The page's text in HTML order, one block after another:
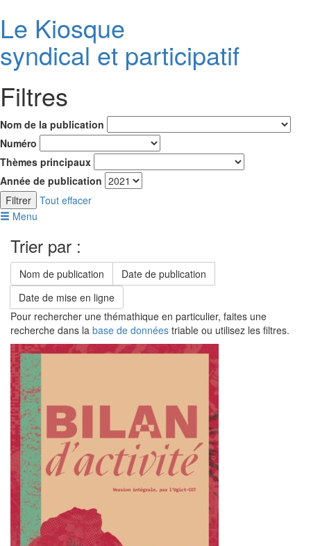
Le Kiosque
syndical et participatif
Filtres
Nom de la publication
Numéro
Thèmes principaux
Année de publication
Filtrer Tout effacer
Menu
Trier par :
Nom de publication
Date de publication
Date de mise en ligne
Pour rechercher une thémathique en particulier, faites une
recherche dans la base de données triable ou utilisez les filtres.